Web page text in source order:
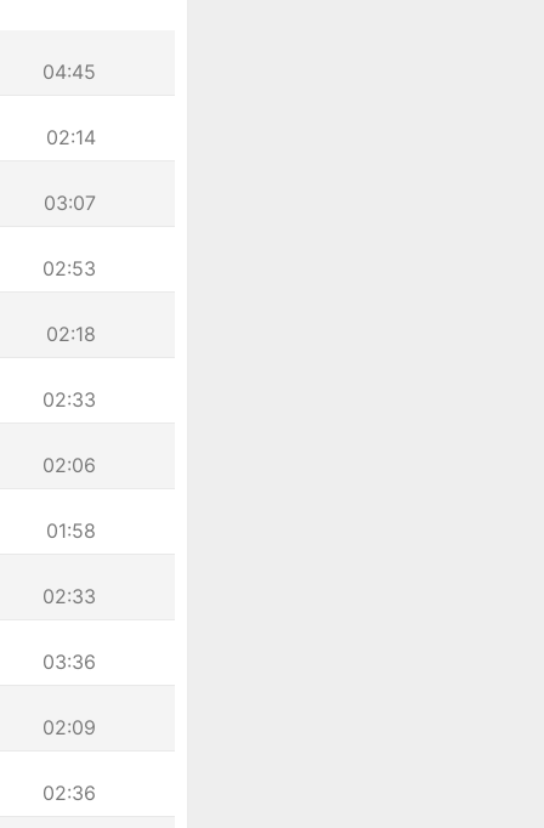
04:45
02:14
03:07
02:53
02:18
02:33
02:06
01:58
02:33
03:36
02:09
02:36